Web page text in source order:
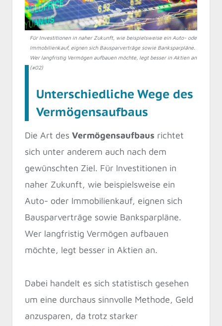
Für Investitionen in naher Zukunft, wie beispielsweise ein Auto- oder
Immobilienkauf, eignen sich Bausparverträge sowie Banksparpläne.
Wer langfristig Vermögen aufbauen möchte, legt besser in Aktien an.
(#02)
Unterschiedliche Wege des
Vermögensaufbaus
Die Art des Vermögensaufbaus richtet
sich unter anderem auch nach dem
gewünschten Ziel. Für Investitionen in
naher Zukunft, wie beispielsweise ein
Auto- oder Immobilienkauf, eignen sich
Bausparverträge sowie Banksparpläne.
Wer langfristig Vermögen aufbauen
möchte, legt besser in Aktien an.
Dabei handelt es sich statistisch gesehen
um eine durchaus sinnvolle Methode, Geld
anzusparen, da trotz starker